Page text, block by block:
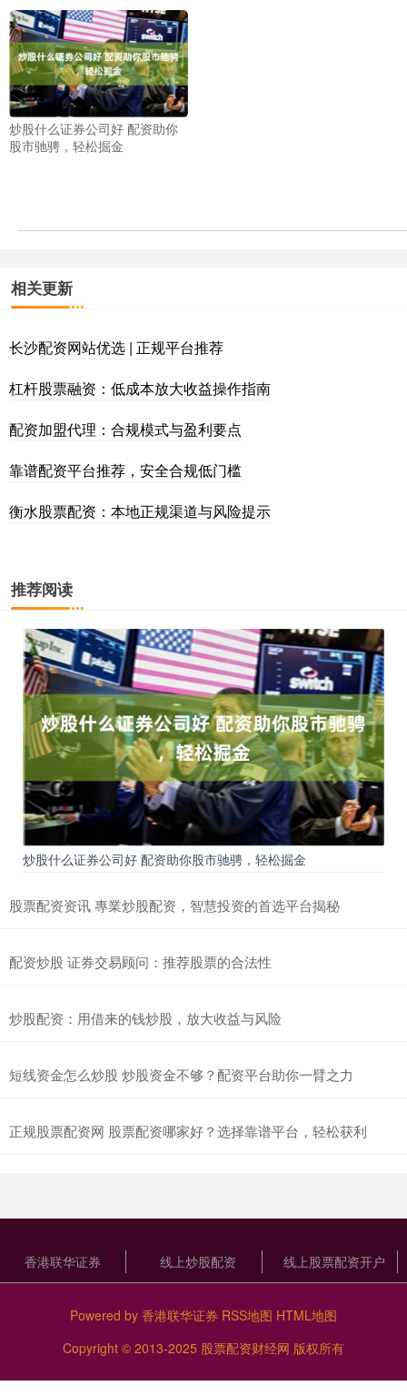
炒股什么证券公司好 配资助你
股市驰骋，轻松掘金
相关更新
长沙配资网站优选 | 正规平台推荐
杠杆股票融资：低成本放大收益操作指南
配资加盟代理：合规模式与盈利要点
靠谱配资平台推荐，安全合规低门槛
衡水股票配资：本地正规渠道与风险提示
推荐阅读
炒股什么证券公司好 配资助你股市驰骋，轻松掘金
股票配资资讯 專業炒股配资，智慧投资的首选平台揭秘
配资炒股 证券交易顾问：推荐股票的合法性
炒股配资：用借来的钱炒股，放大收益与风险
短线资金怎么炒股 炒股资金不够？配资平台助你一臂之力
正规股票配资网 股票配资哪家好？选择靠谱平台，轻松获利
香港联华证券 线上炒股配资 线上股票配资开户
Powered by 香港联华证券 RSS地图 HTML地图
Copyright © 2013-2025 股票配资财经网 版权所有